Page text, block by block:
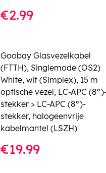
€2.99
Goobay Glasvezelkabel
(FTTH), Singlemode (OS2)
White, wit (Simplex), 15 m
optische vezel, LC-APC
stekker > LC-APC (8°)-
stekker, halogeenvrije
kabelmantel (LSZH)
€19.99